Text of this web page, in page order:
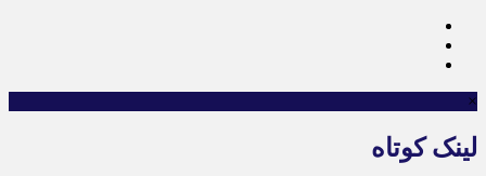
×
لینک کوتاه